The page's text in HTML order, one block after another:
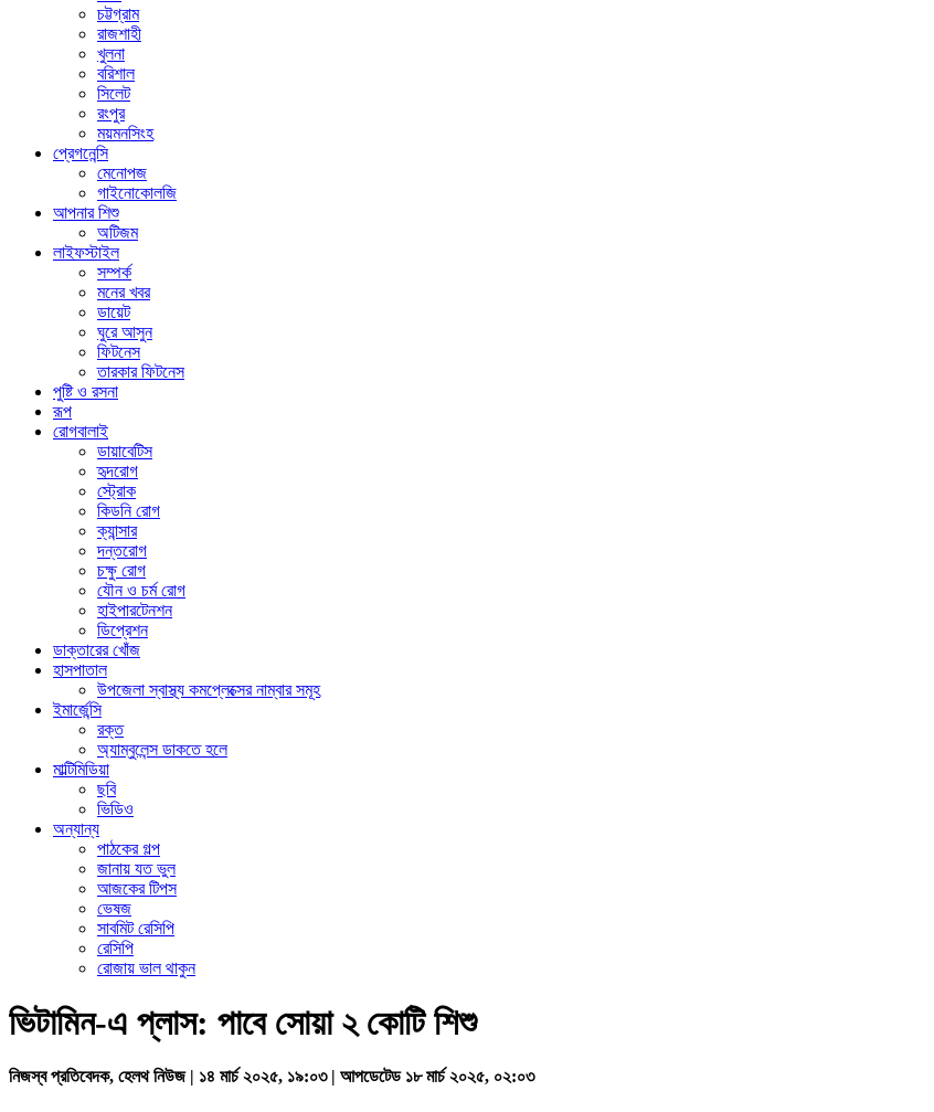
চট্টগ্রাম
রাজশাহী
খুলনা
বরিশাল
সিলেট
রংপুর
ময়মনসিংহ
প্রেগনেন্সি
মেনোপজ
গাইনোকোলজি
আপনার শিশু
অটিজম
লাইফস্টাইল
সম্পর্ক
মনের খবর
ডায়েট
ঘুরে আসুন
ফিটনেস
তারকার ফিটনেস
পুষ্টি ও রসনা
রূপ
রোগবালাই
ডায়াবেটিস
হৃদরোগ
স্ট্রোক
কিডনি রোগ
ক্যান্সার
দন্তরোগ
চক্ষু রোগ
যৌন ও চর্ম রোগ
হাইপারটেনশন
ডিপ্রেশন
ডাক্তারের খোঁজ
হাসপাতাল
উপজেলা স্বাস্থ্য কমপ্লেক্সের নাম্বার সমূহ
ইমার্জেন্সি
রক্ত
অ্যাম্বুলেন্স ডাকতে হলে
মাল্টিমিডিয়া
ছবি
ভিডিও
অন্যান্য
পাঠকের গল্প
জানায় যত ভুল
আজকের টিপস
ভেষজ
সাবমিট রেসিপি
রেসিপি
রোজায় ভাল থাকুন
ভিটামিন-এ প্লাস: পাবে সোয়া ২ কোটি শিশু
নিজস্ব প্রতিবেদক, হেলথ নিউজ | ১৪ মার্চ ২০২৫, ১৯:০৩ | আপডেটেড ১৮ মার্চ ২০২৫, ০২:০৩